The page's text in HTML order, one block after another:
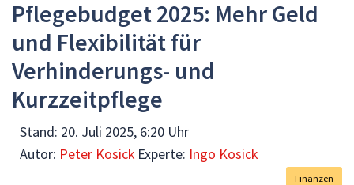
Pflegebudget 2025: Mehr Geld
und Flexibilität für
Verhinderungs- und
Kurzzeitpflege
Stand: 20. Juli 2025, 6:20 Uhr
Autor: Peter Kosick Experte: Ingo Kosick
Finanzen